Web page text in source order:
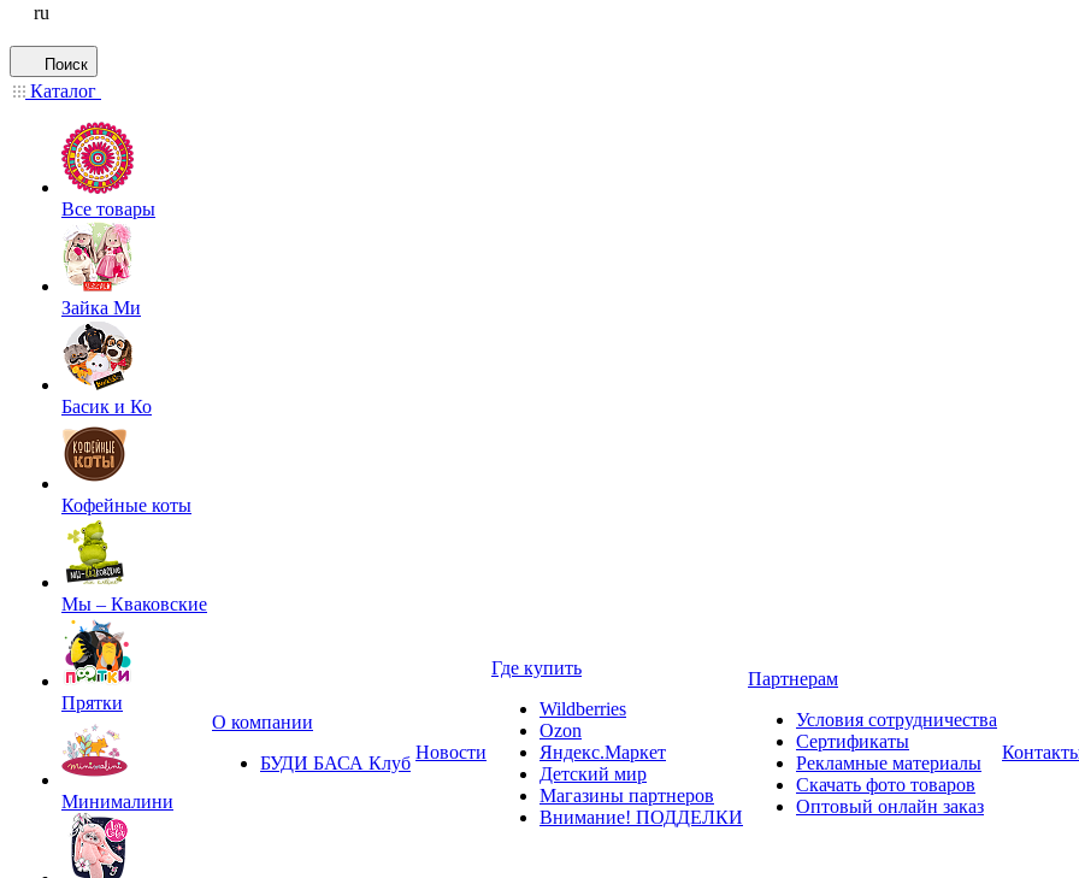
ru
Поиск
Каталог
Все товары
Зайка Ми
Басик и Ко
Кофейные коты
Мы – Кваковские
Прятки
Минималини
О компании
БУДИ БАСА Клуб
Новости
Где купить
Wildberries
Ozon
Яндекс.Маркет
Детский мир
Магазины партнеров
Внимание! ПОДДЕЛКИ
Партнерам
Условия сотрудничества
Сертификаты
Рекламные материалы
Скачать фото товаров
Оптовый онлайн заказ